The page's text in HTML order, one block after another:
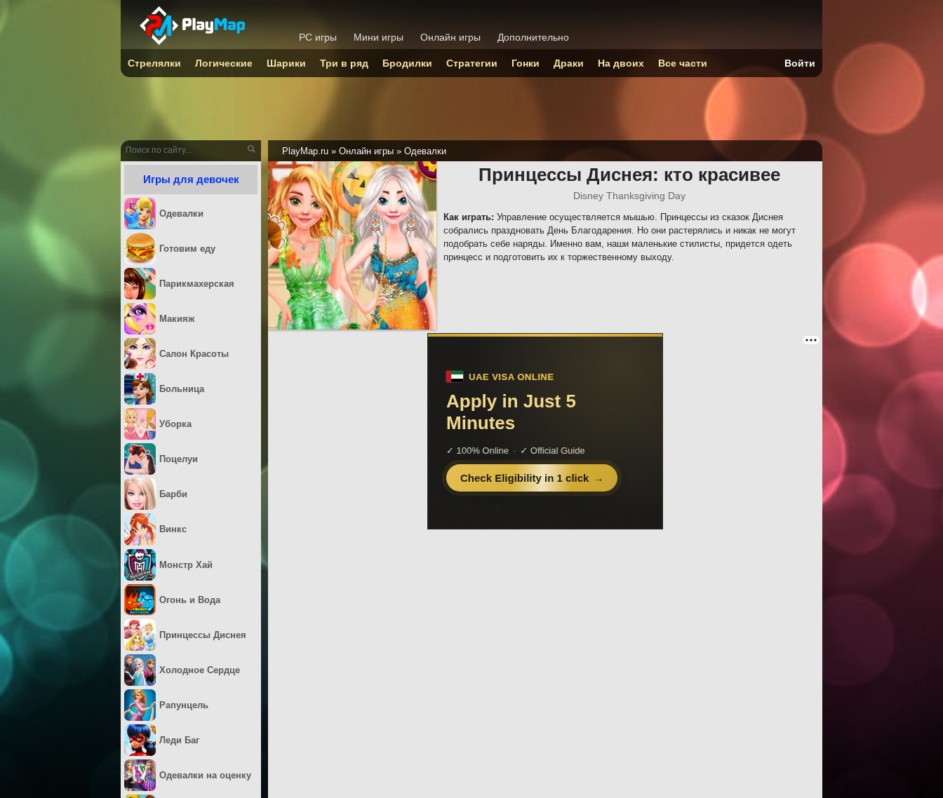
PlayMap.ru » Онлайн игры » Одевалки
Принцессы Диснея: кто красивее
Disney Thanksgiving Day
Как играть: Управление осуществляется мышью. Принцессы из сказок Диснея
собрались праздновать День Благодарения. Но они растерялись и никак не могут
подобрать себе наряды. Именно вам, наши маленькие стилисты, придется одеть
принцесс и подготовить их к торжественному выходу.
Игры для девочек
Одевалки
Готовим еду
Парикмахерская
Макияж
Салон Красоты
Больница
Уборка
Поцелуи
Барби
Винкс
Монстр Хай
Огонь и Вода
Принцессы Диснея
Холодное Сердце
Рапунцель
Леди Баг
Одевалки на оценку
PC игры Мини игры Онлайн игры Дополнительно
Стрелялки Логические Шарики Три в ряд Бродилки Стратегии Гонки Драки На двоих Все части Войти